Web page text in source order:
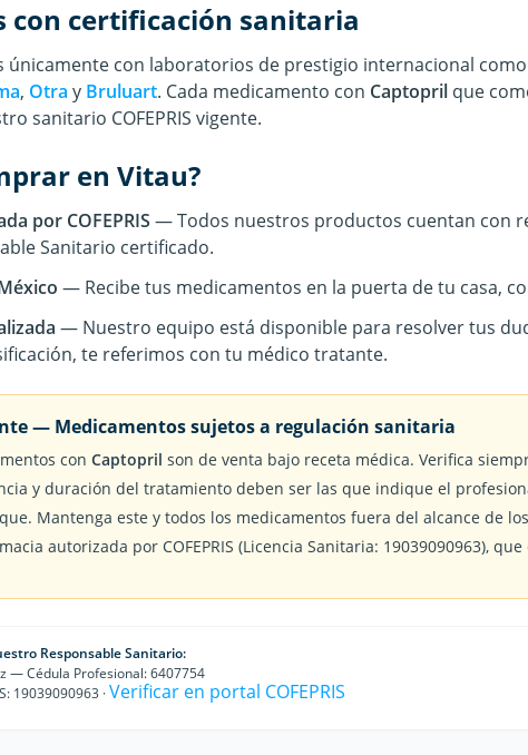
con certificación sanitaria
únicamente con laboratorios de prestigio internacional como
, Otra y Bruluart. Cada medicamento con Captopril que
sanitario COFEPRIS vigente.
en Vitau?
por COFEPRIS — Todos nuestros productos cuentan con
Sanitario certificado.
— Recibe tus medicamentos en la puerta de tu casa,
— Nuestro equipo está disponible para resolver tus
te referimos con tu médico tratante.
— Medicamentos sujetos a regulación sanitaria
con Captopril son de venta bajo receta médica. Verifica
y duración del tratamiento deben ser las que indique el
Mantenga este y todos los medicamentos fuera del alcance de
autorizada por COFEPRIS (Licencia Sanitaria: 19039090963),
Responsable Sanitario:
— Cédula Profesional: 6407754
19039090963 ·Verificar en portal COFEPRIS